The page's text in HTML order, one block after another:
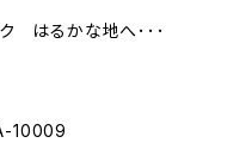
はるかな地へ･･･
10009